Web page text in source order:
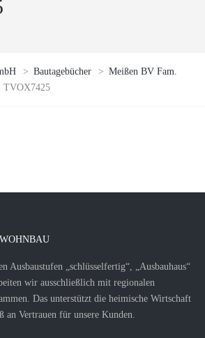
> Bautagebücher > Meißen BV Fam.
TVOX7425
Ausbaustufen „schlüsselfertig“, „Ausbauhaus“
wir ausschließlich mit regionalen
Das unterstützt die heimische Wirtschaft
an Vertrauen für unsere Kunden.